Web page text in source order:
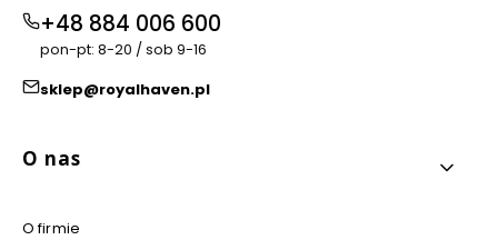
+48 884 006 600
pon-pt: 8-20 / sob 9-16
sklep@royalhaven.pl
Linki w stopce
O nas
O firmie